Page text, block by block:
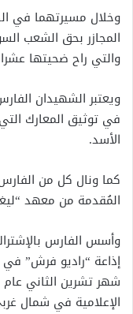
وخلال مسيرتهما في
المجازر بحق الشعب
والتي راح ضحيتها
ويعتبر الشهيدان
في توثيق المعارك
الأسد.
كما ونال كل من
المُقدمة من معهد
وأسس الفارس
إذاعة “راديو فرش”
الإعلامية في شمال